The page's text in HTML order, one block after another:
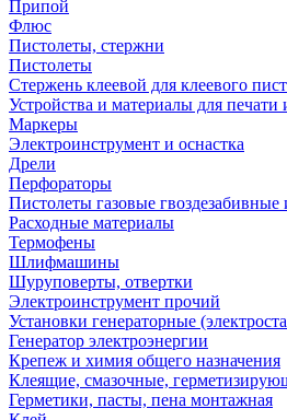
Припой
Флюс
Пистолеты, стержни
Пистолеты
Стержень клеевой для клеевого
Устройства и материалы для печати
Маркеры
Электроинструмент и оснастка
Дрели
Перфораторы
Пистолеты газовые
Расходные материалы
Термофены
Шлифмашины
Шуруповерты, отвертки
Электроинструмент прочий
Установки генераторные
Генератор электроэнергии
Крепеж и химия общего назначения
Клеящие, смазочные,
Герметики, пасты, пена монтажная